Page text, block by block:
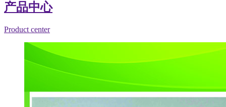
产品中心
Product center